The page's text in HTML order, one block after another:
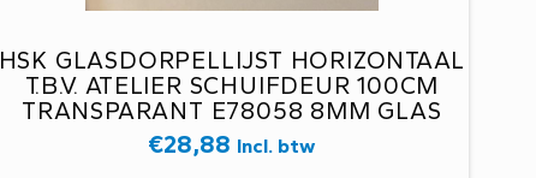
HSK GLASDORPELLIJST HORIZONTAAL
T.B.V. ATELIER SCHUIFDEUR 100CM
TRANSPARANT E78058 8MM GLAS
€28,88 Incl. btw